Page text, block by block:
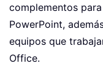
complementos
PowerPoint,
equipos que
Office.